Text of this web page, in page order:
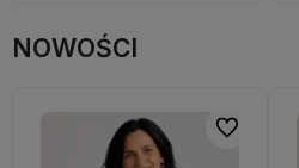
NOWOŚCI
Do